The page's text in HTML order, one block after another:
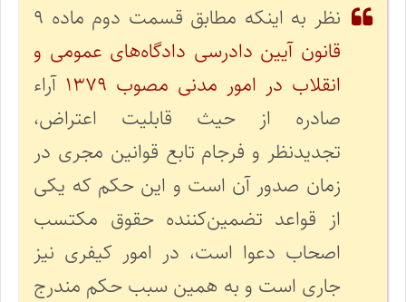
نظر به اینکه مطابق قسمت دوم ماده ۹
قانون آیین دادرسی دادگاه‌های عمومی و
انقلاب در امور مدنی مصوب ۱۳۷۹
آراء
صادره از حیث قابلیت اعتراض،
تجدیدنظر و فرجام تابع قوانین مجری در
زمان صدور آن است و این حکم که یکی
از قواعد تضمین‌کننده حقوق مکتسب
اصحاب دعوا است، در امور کیفری نیز
جاری است و به همین سبب حکم مندرج